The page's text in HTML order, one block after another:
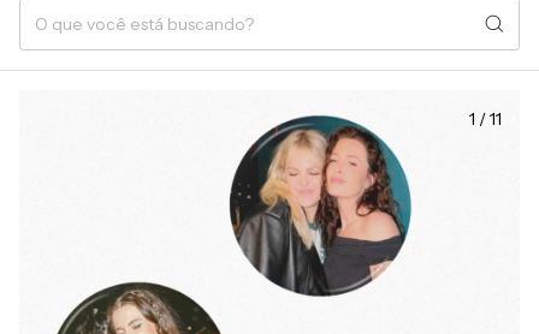
1 /11